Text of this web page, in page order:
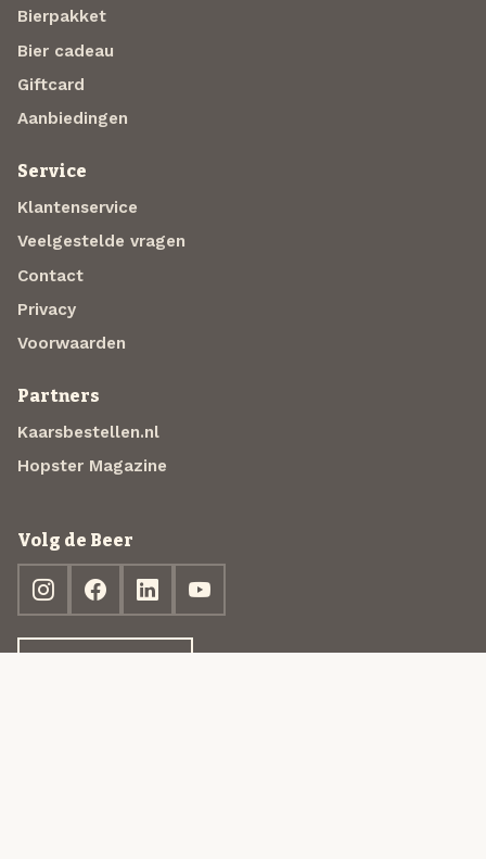
Bierpakket
Bier cadeau
Giftcard
Aanbiedingen
Service
Klantenservice
Veelgestelde vragen
Contact
Privacy
Voorwaarden
Partners
Kaarsbestellen.nl
Hopster Magazine
Volg de Beer